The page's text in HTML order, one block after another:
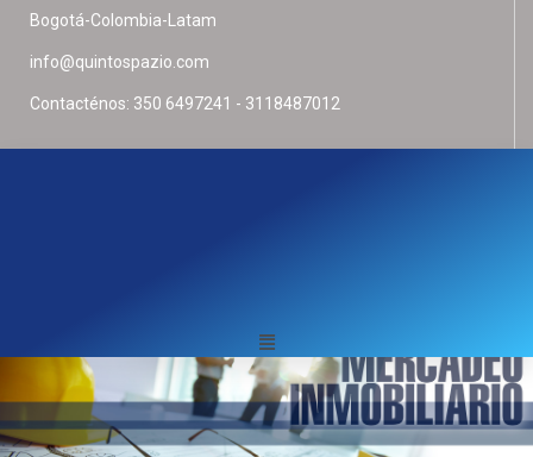
Bogotá-Colombia-Latam
info@quintospazio.com
Contacténos: 350 6497241 - 3118487012